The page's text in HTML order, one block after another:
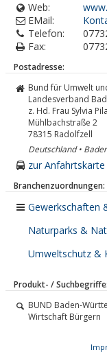
Web:
EMail:
Telefon:
Fax:
Postadresse:
Bund für Umwelt
Landesverband
z. Hd. Frau Sylvia
Mühlbachstraße 2
78315 Radolfzell
Deutschland •
zur
Branchenzuordnungen:
Gewerkschaften
Naturparks &
Umweltschutz &
Produkt- / Suchbegriffe:
BUND Baden-
Wirtschaft Bürgern